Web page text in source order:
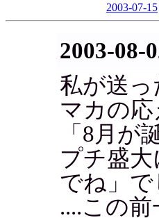
2003-07-15
2003-
私が送
マカの応
「8月が
プチ盛
でね」で
....この